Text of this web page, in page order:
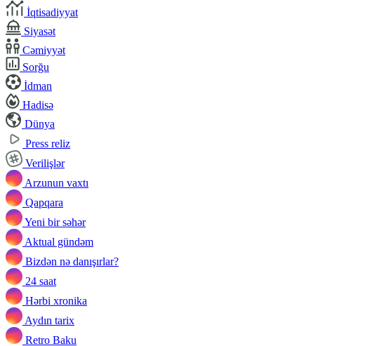
İqtisadiyyat
Siyasət
Cəmiyyət
Sorğu
İdman
Hadisə
Dünya
Press reliz
Verilişlər
Arzunun vaxtı
Qapqara
Yeni bir səhər
Aktual gündəm
Bizdən nə danışırlar?
24 saat
Hərbi xronika
Aydın tarix
Retro Baku